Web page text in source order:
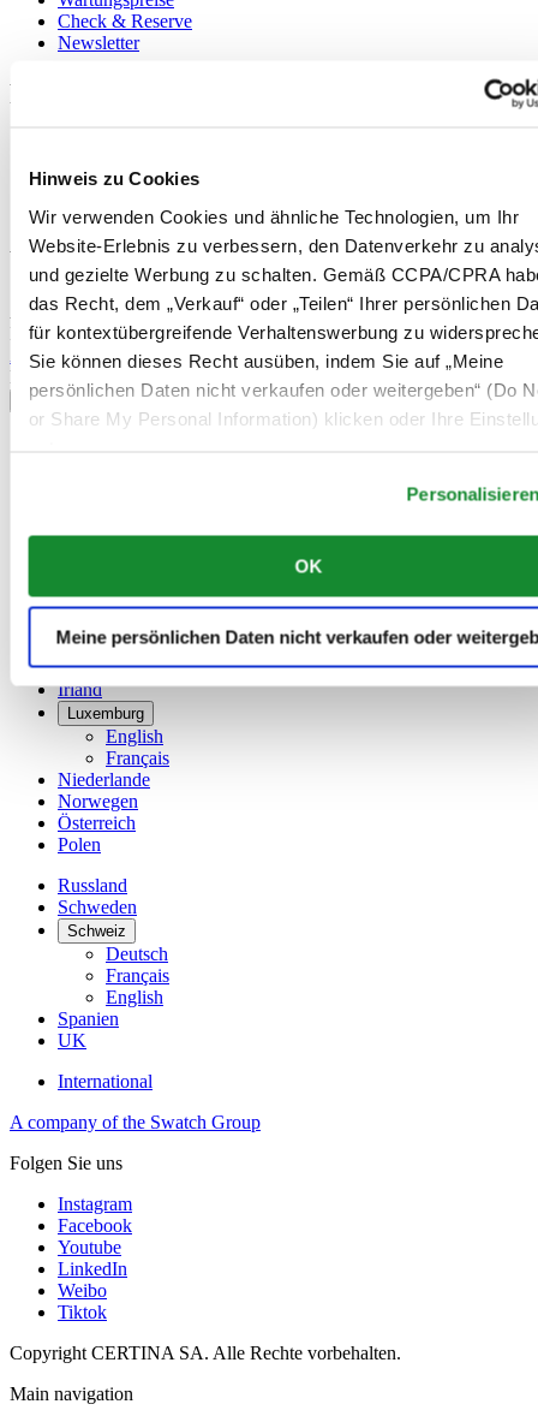
Hinweis zu Cookies
Wir verwenden Cookies und ähnliche Technologien, um Ihr
Website-Erlebnis zu verbessern, den Datenverkehr zu
und gezielte Werbung zu schalten. Gemäß CCPA/CPRA
das Recht, dem „Verkauf“ oder „Teilen“ Ihrer persönlichen
für kontextübergreifende Verhaltenswerbung zu
Sie können dieses Recht ausüben, indem Sie auf „Meine
persönlichen Daten nicht verkaufen oder weitergeben“ (Do
or Share My Personal Information) klicken oder Ihre
OK
Meine persönlichen Daten nicht verkaufen oder
Check & Reserve
Newsletter
Rechtliches
Hinweis zu Cookies
Verkaufsbedingungen und Konditionen
Willkommen im CERTINA Club
Abonnieren Sie unseren Newsletter und erhalten Sie exklusive
Information
Anmelden
Land/Region auswählen
Sprachumschalter
English
Deutschland
Finnland
France
Irland
Luxemburg
English
Français
Niederlande
Norwegen
Österreich
Polen
Russland
Schweden
Schweiz
Deutsch
Français
English
Spanien
UK
International
A company of the Swatch Group
Folgen Sie uns
Instagram
Facebook
Youtube
LinkedIn
Weibo
Tiktok
Copyright CERTINA SA. Alle Rechte vorbehalten.
Main navigation